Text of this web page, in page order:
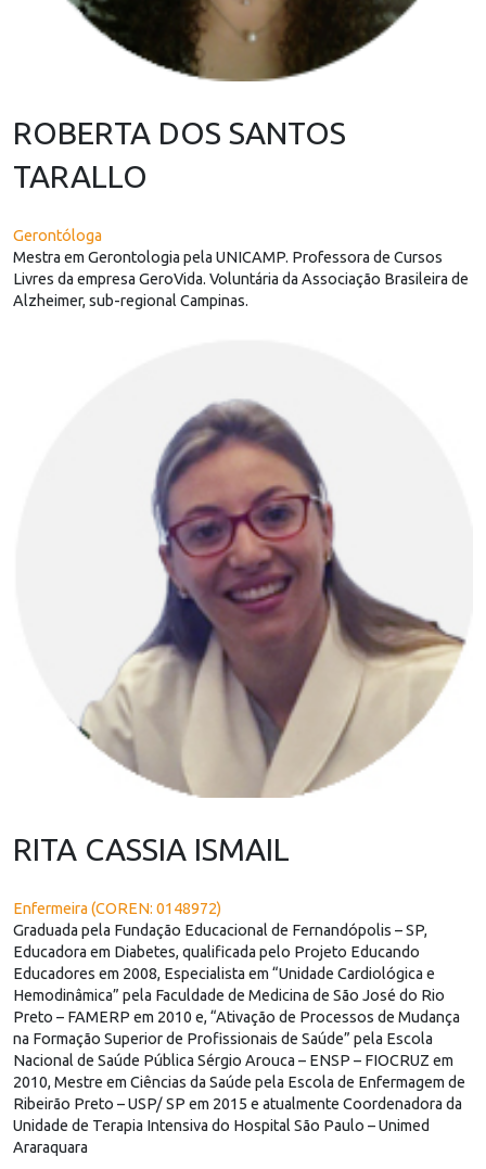
ROBERTA DOS SANTOS
TARALLO
Gerontóloga
Mestra em Gerontologia pela UNICAMP. Professora de Cursos
Livres da empresa GeroVida. Voluntária da Associação Brasileira de
Alzheimer, sub-regional Campinas.
RITA CASSIA ISMAIL
Enfermeira (COREN: 0148972)
Graduada pela Fundação Educacional de Fernandópolis – SP,
Educadora em Diabetes, qualificada pelo Projeto Educando
Educadores em 2008, Especialista em “Unidade Cardiológica e
Hemodinâmica” pela Faculdade de Medicina de São José do Rio
Preto – FAMERP em 2010 e, “Ativação de Processos de Mudança
na Formação Superior de Profissionais de Saúde” pela Escola
Nacional de Saúde Pública Sérgio Arouca – ENSP – FIOCRUZ em
2010, Mestre em Ciências da Saúde pela Escola de Enfermagem de
Ribeirão Preto – USP/ SP em 2015 e atualmente Coordenadora da
Unidade de Terapia Intensiva do Hospital São Paulo – Unimed
Araraquara